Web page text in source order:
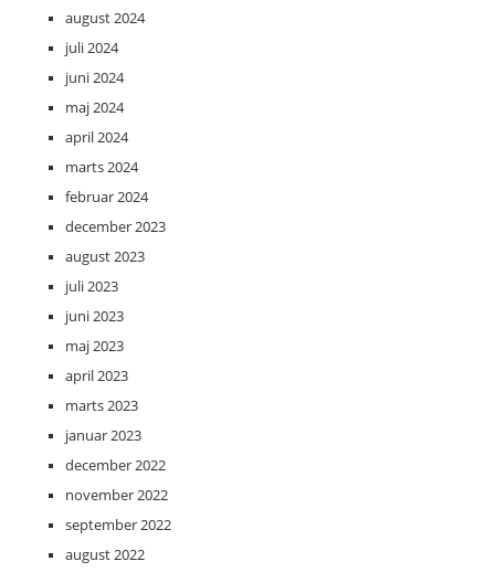
august 2024
juli 2024
juni 2024
maj 2024
april 2024
marts 2024
februar 2024
december 2023
august 2023
juli 2023
juni 2023
maj 2023
april 2023
marts 2023
januar 2023
december 2022
november 2022
september 2022
august 2022